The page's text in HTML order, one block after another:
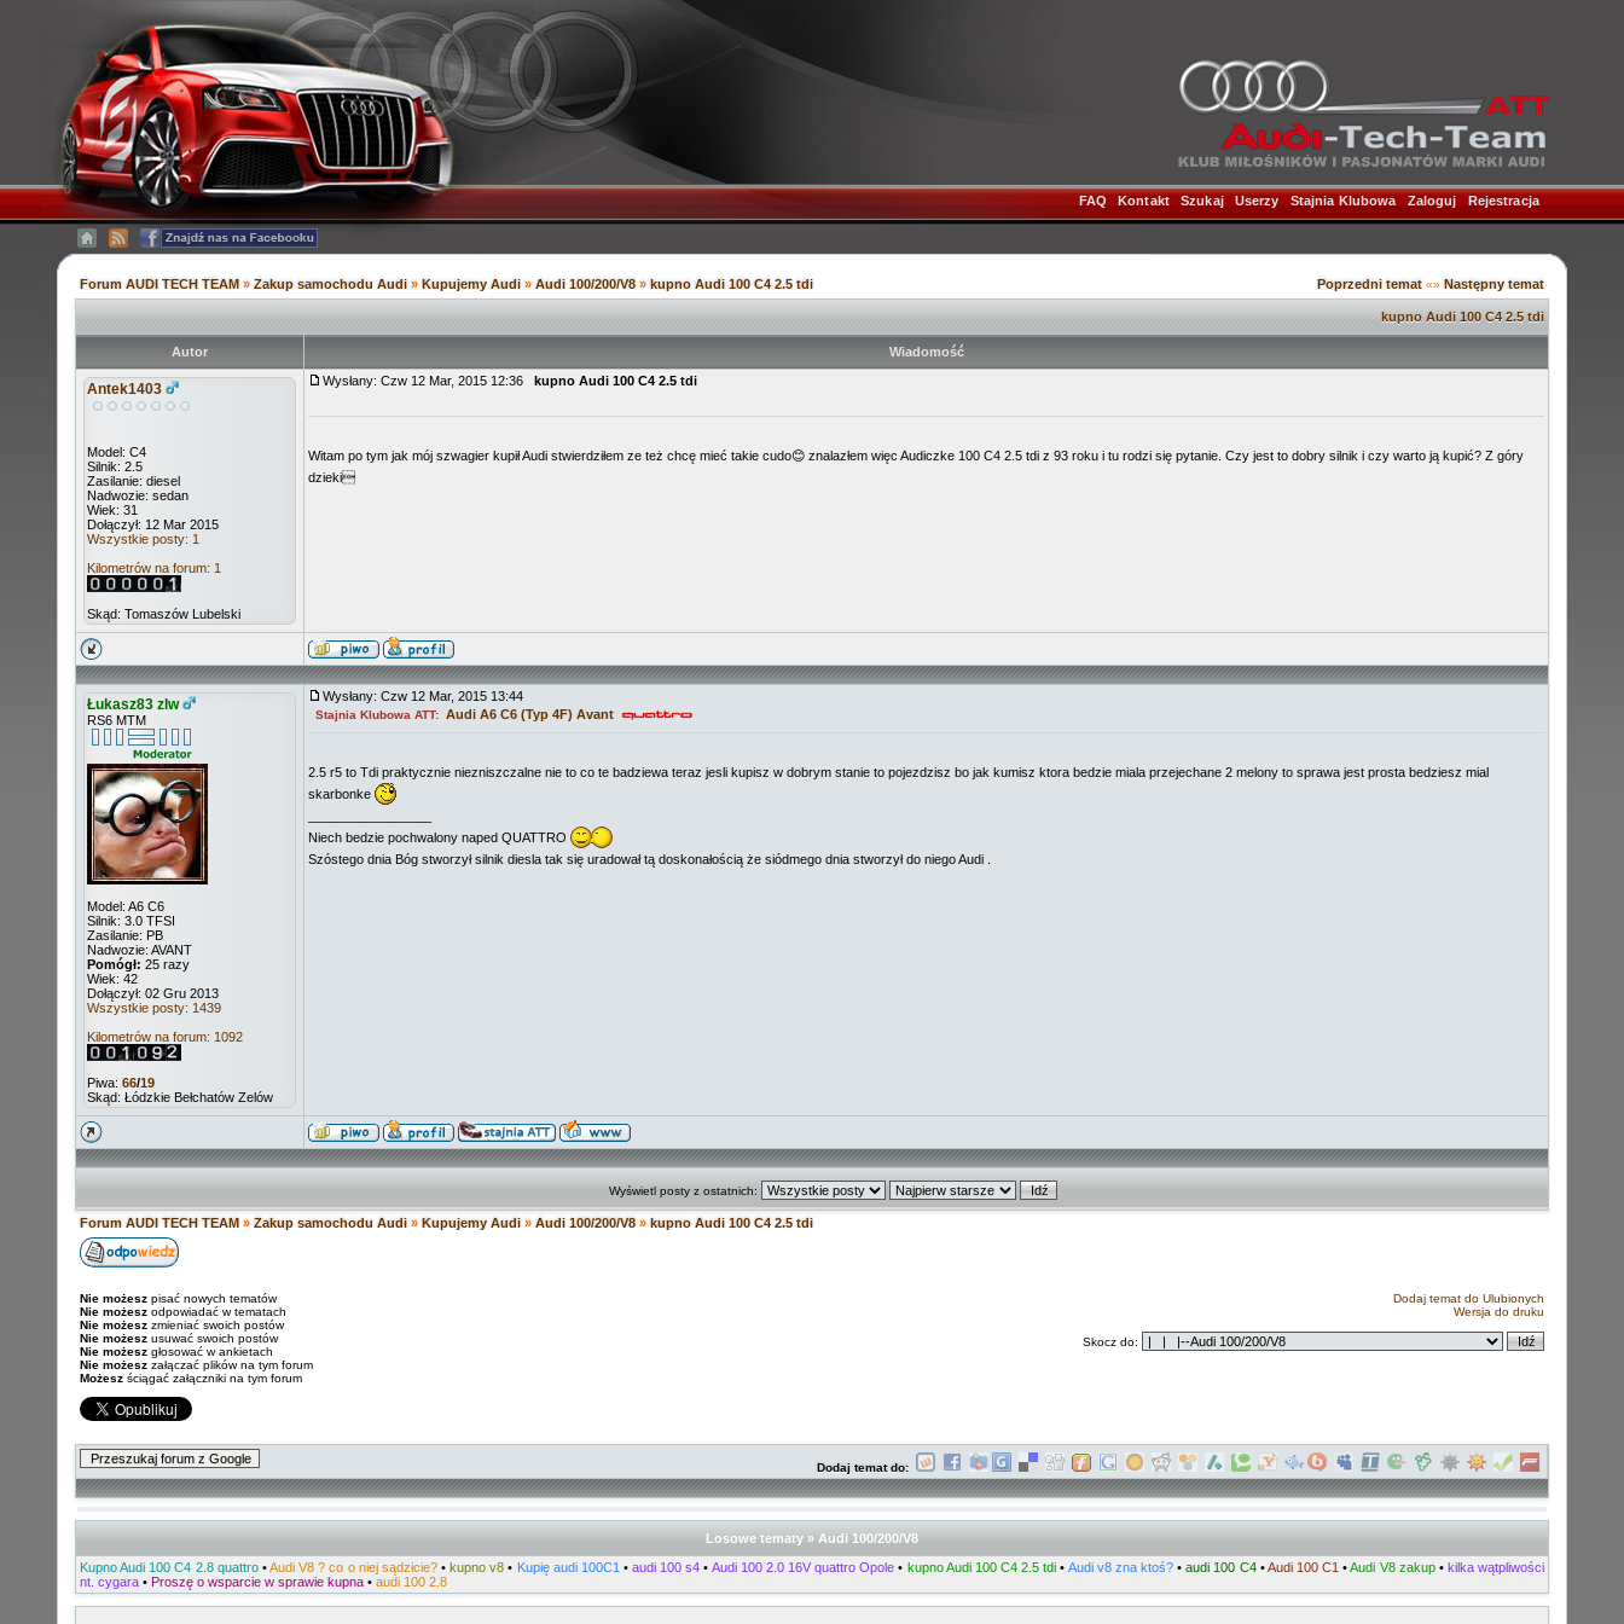
FAQ |Kontakt| Szukaj| Userzy Stajnia Klubowa Zaloguj Rejestracja
Forum AUDI TECH TEAM » Zakup samochodu Audi » Kupujemy Audi » Audi 100/200/V8 » kupno Audi 100 C4 2.5 tdi Poprzedni temat «» Następny temat
kupno Audi 100 C4 2.5 tdi
Autor Wiadomość
Antek1403
Model: C4
Silnik: 2.5
Zasilanie: diesel
Nadwozie: sedan
Wiek: 31
Dołączył: 12 Mar 2015
Wszystkie posty: 1
Kilometrów na forum: 1
Skąd: Tomaszów Lubelski
Wysłany: Czw 12 Mar, 2015 12:36 kupno Audi 100 C4 2.5 tdi
Witam po tym jak mój szwagier kupił Audi stwierdziłem ze też chcę mieć takie cudo😊 znalazłem więc Audiczke 100 C4 2.5 tdi z 93 roku i tu rodzi się pytanie. Czy jest to dobry silnik i czy warto ją kupić? Z góry
dzieki
Łukasz83 zlw
RS6 MTM
Model: A6 C6
Silnik: 3.0 TFSI
Zasilanie: PB
Nadwozie: AVANT
Pomógł: 25 razy
Wiek: 42
Dołączył: 02 Gru 2013
Wszystkie posty: 1439
Kilometrów na forum: 1092
Piwa: 66/19
Skąd: Łódzkie Bełchatów Zelów
Wysłany: Czw 12 Mar, 2015 13:44
Stajnia Klubowa ATT: Audi A6 C6 (Typ 4F) Avant
2.5 r5 to Tdi praktycznie niezniszczalne nie to co te badziewa teraz jesli kupisz w dobrym stanie to pojezdzisz bo jak kumisz ktora bedzie miala przejechane 2 melony to sprawa jest prosta bedziesz mial
skarbonke
Niech bedzie pochwalony naped QUATTRO
Szóstego dnia Bóg stworzył silnik diesla tak się uradował tą doskonałością że siódmego dnia stworzył do niego Audi .
Wyświetl posty z ostatnich:
Forum AUDI TECH TEAM » Zakup samochodu Audi » Kupujemy Audi » Audi 100/200/V8 » kupno Audi 100 C4 2.5 tdi
Nie możesz pisać nowych tematów
Nie możesz odpowiadać w tematach
Nie możesz zmieniać swoich postów
Nie możesz usuwać swoich postów
Nie możesz głosować w ankietach
Nie możesz załączać plików na tym forum
Możesz ściągać załączniki na tym forum
Dodaj temat do Ulubionych
Wersja do druku
Skocz do:
Dodaj temat do:
Losowe tematy » Audi 100/200/V8
Kupno Audi 100 C4 2.8 quattro•Audi V8 ? co o niej sądzicie?•kupno v8 • Kupię audi 100C1 •audi 100 s4 • Audi 100 2.0 16V quattro Opole • kupno Audi 100 C4 2.5 tdi • Audi v8 zna ktoś? •audi 100 C4•Audi 100 C1 •Audi V8 zakup• kilka wątpliwości
nt. cygara • Proszę o wsparcie w sprawie kupna • audi 100 2.8